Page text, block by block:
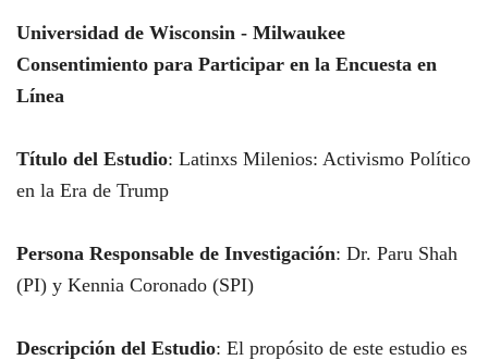
Universidad de Wisconsin - Milwaukee
Consentimiento para Participar en la Encuesta en
Línea
Título del Estudio: Latinxs Milenios: Activismo Político
en la Era de Trump
Persona Responsable de Investigación: Dr. Paru Shah
(PI) y Kennia Coronado (SPI)
Descripción del Estudio: El propósito de este estudio es